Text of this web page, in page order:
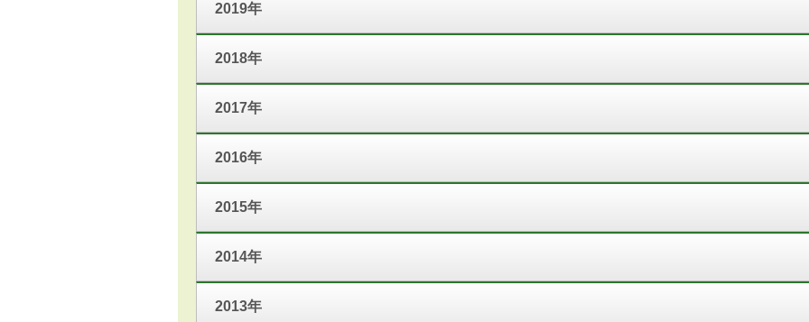
2019年
2018年
2017年
2016年
2015年
2014年
2013年